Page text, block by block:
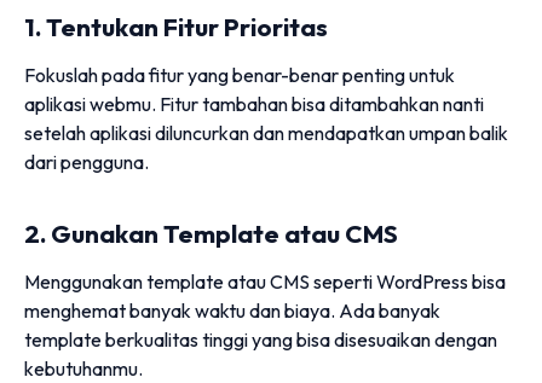
1. Tentukan Fitur Prioritas
Fokuslah pada fitur yang benar-benar penting untuk
aplikasi webmu. Fitur tambahan bisa ditambahkan nanti
setelah aplikasi diluncurkan dan mendapatkan umpan balik
dari pengguna.
2. Gunakan Template atau CMS
Menggunakan template atau CMS seperti WordPress bisa
menghemat banyak waktu dan biaya. Ada banyak
template berkualitas tinggi yang bisa disesuaikan dengan
kebutuhanmu.